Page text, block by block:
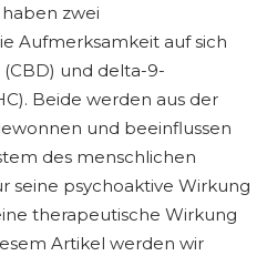
zwei
Aufmerksamkeit auf sich
(CBD) und delta-9-
Beide werden aus der
und beeinflussen
des menschlichen
seine psychoaktive Wirkung
therapeutische Wirkung
Artikel werden wir